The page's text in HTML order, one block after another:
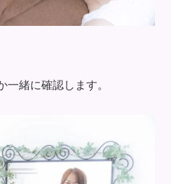
一緒に確認します。